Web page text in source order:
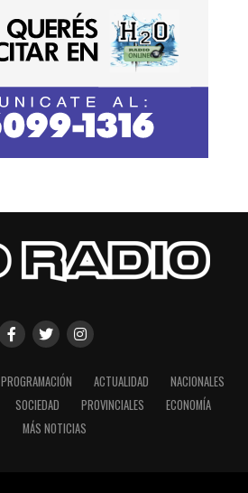
PROGRAMACIÓN ACTUALIDAD
NACIONALES
SOCIEDAD PROVINCIALES
ECONOMÍA
MÁS NOTICIAS